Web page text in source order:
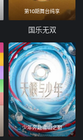
第10期舞台纯享
国乐无双
少年奔赴雪山之巅